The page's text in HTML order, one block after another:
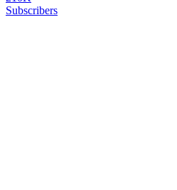
Subscribers